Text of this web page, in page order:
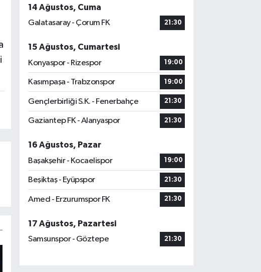
14 Ağustos, Cuma
Galatasaray - Çorum FK
21:30
15 Ağustos, Cumartesi
Konyaspor - Rizespor
19:00
Kasımpaşa - Trabzonspor 19:00
Gençlerbirliği S.K. - Fenerbahçe 21:30
Gaziantep FK - Alanyaspor 21:30
16 Ağustos, Pazar
Başakşehir - Kocaelispor
19:00
Beşiktaş - Eyüpspor 21:30
Amed - Erzurumspor FK 21:30
17 Ağustos, Pazartesi
Samsunspor - Göztepe
21:30